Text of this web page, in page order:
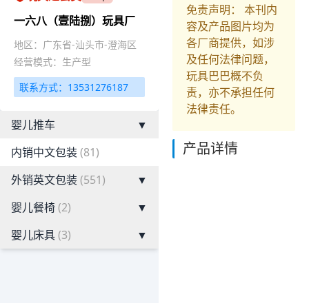
一六八（壹陆捌）玩具厂
地区：广东省-汕头市-澄海区
经营模式：生产型
联系方式：13531276187
婴儿推车
▼
内销中文包装(81)
外销英文包装(551)
▼
婴儿餐椅(2)
▼
婴儿床具(3) ▼
免责声明： 本刊内
容及产品图片均为
各厂商提供，如涉
及任何法律问题，
玩具巴巴概不负
责，亦不承担任何
法律责任。
产品详情